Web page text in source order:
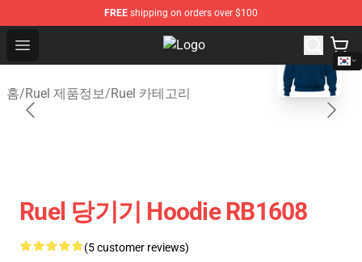
FREE shipping on orders over $100
Open menu Ruel Store - Official Ruel
홈/Ruel 제품정보/Ruel 카테고리
Ruel 당기기 Hoodie RB1608
(5 customer reviews)